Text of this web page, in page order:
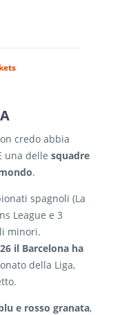
credo abbia
una delle squadre
.
spagnoli (La
League e 3
minori.
il Barcelona ha
della Liga,
e rosso granata,